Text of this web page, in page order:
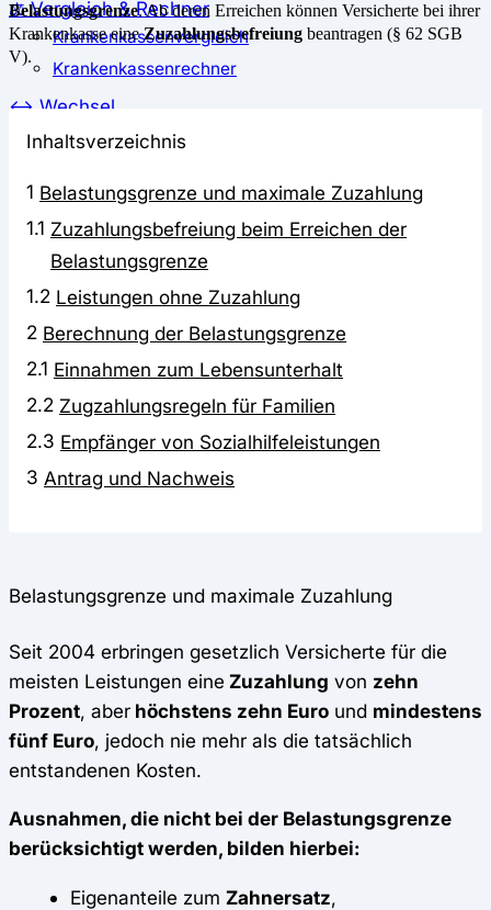
⚖️ Vergleich & Rechner
Krankenkassenvergleich
Krankenkassenrechner
↔ Wechsel
Krankenkassenwechsel
Musterkündigung
ℹ Ratgeber
Nachrichten
Magazin
Pressemitteilungen
Interviews
Belastungsgrenze. Ab deren Erreichen können Versicherte bei ihrer
Krankenkasse eineZuzahlungsbefreiung beantragen (§ 62 SGB
V).
Inhaltsverzeichnis
1 Belastungsgrenze und maximale Zuzahlung
1.1 Zuzahlungsbefreiung beim Erreichen der
Belastungsgrenze
1.2 Leistungen ohne Zuzahlung
2 Berechnung der Belastungsgrenze
2.1 Einnahmen zum Lebensunterhalt
2.2 Zugzahlungsregeln für Familien
2.3 Empfänger von Sozialhilfeleistungen
3 Antrag und Nachweis
Belastungsgrenze und maximale Zuzahlung
Seit 2004 erbringen gesetzlich Versicherte für die
meisten Leistungen eine Zuzahlung von zehn
Prozent, aber höchstens zehn Euro und mindestens
fünf Euro, jedoch nie mehr als die tatsächlich
entstandenen Kosten.
Ausnahmen, die nicht bei der Belastungsgrenze
berücksichtigt werden, bilden hierbei:
Eigenanteile zum Zahnersatz,